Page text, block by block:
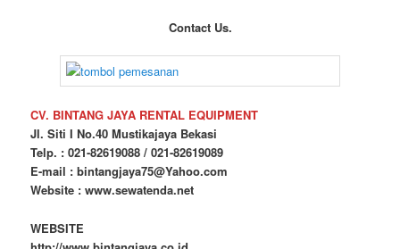
Contact Us.
CV. BINTANG JAYA RENTAL EQUIPMENT
Jl. Siti I No.40 Mustikajaya Bekasi
Telp. : 021-82619088 / 021-82619089
E-mail : bintangjaya75@Yahoo.com
Website : www.sewatenda.net
WEBSITE